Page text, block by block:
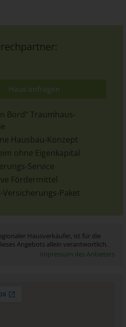
Haus anfragen
Bord“ Traumhaus-
Hausbau-Konzept
ohne Eigenkapital
Service
Fördermittel
Paket
Hausverkäufer, ist für die
Angebots allein verantwortlich.
Impressum des Anbieters